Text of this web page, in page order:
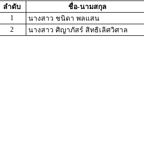
ลำดับ ชื่อ-นามสกุล
1
นางสาว ชนิดา พลแสน
2
นางสาว ศิญาภัสร์ สิทธิเลิศวิศาล